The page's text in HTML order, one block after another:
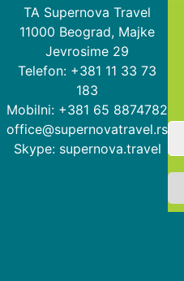
TA Supernova Travel
11000 Beograd, Majke
Jevrosime 29
Telefon: +381 11 33 73
183
Mobilni: +381 65 8874782
office@supernovatravel.rs
Skype: supernova.travel